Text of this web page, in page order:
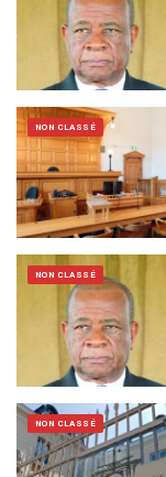
NON CLASSÉ
NON CLASSÉ
NON CLASSÉ